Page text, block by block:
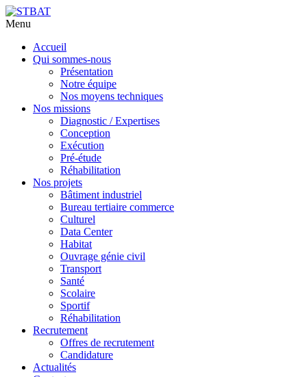
Menu
contenu
Accueil
Qui sommes-nous
Présentation
Notre équipe
Nos moyens techniques
Nos missions
Diagnostic / Expertises
Conception
Exécution
Pré-étude
Réhabilitation
Nos projets
Bâtiment industriel
Bureau tertiaire commerce
Culturel
Data Center
Habitat
Ouvrage génie civil
Transport
Santé
Scolaire
Sportif
Réhabilitation
Recrutement
Offres de recrutement
Candidature
Actualités